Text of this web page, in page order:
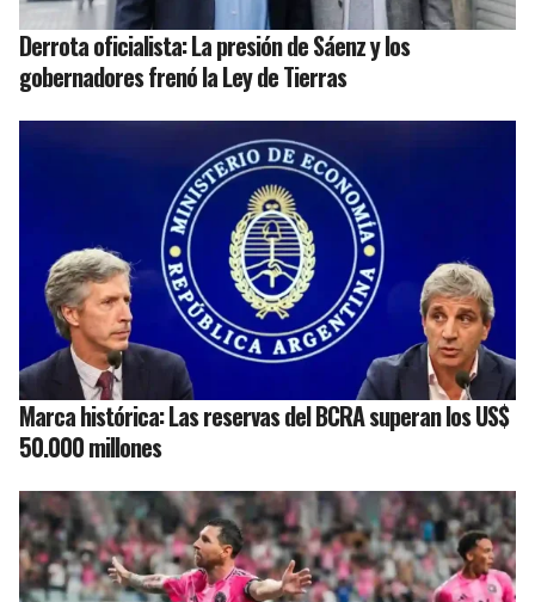
Derrota oficialista: La presión de Sáenz y los
gobernadores frenó la Ley de Tierras
Marca histórica: Las reservas del BCRA superan los US$
50.000 millones